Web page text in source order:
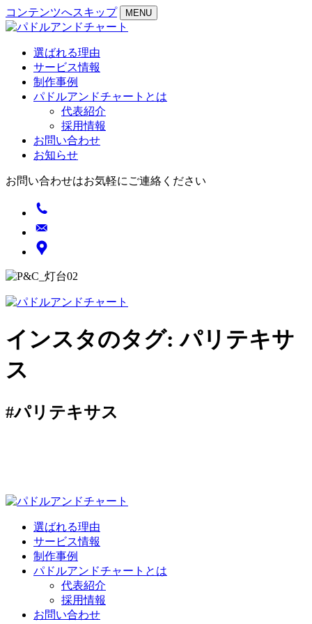
コンテンツへスキップ MENU
選ばれる理由
サービス情報
制作事例
パドルアンドチャートとは
代表紹介
採用情報
お問い合わせ
お知らせ
お問い合わせはお気軽にご連絡ください
インスタのタグ:パリテキサ
ス
#パリテキサス
選ばれる理由
サービス情報
制作事例
パドルアンドチャートとは
代表紹介
採用情報
お問い合わせ